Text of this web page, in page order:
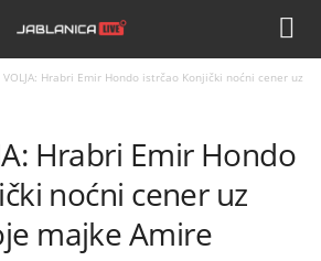
VOLJA: Hrabri Emir Hondo istrčao Konjički noćni cener uz
Hrabri Emir Hondo
noćni cener uz
majke Amire